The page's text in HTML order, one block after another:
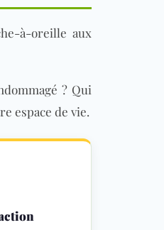
à-oreille aux
? Qui
espace de vie.